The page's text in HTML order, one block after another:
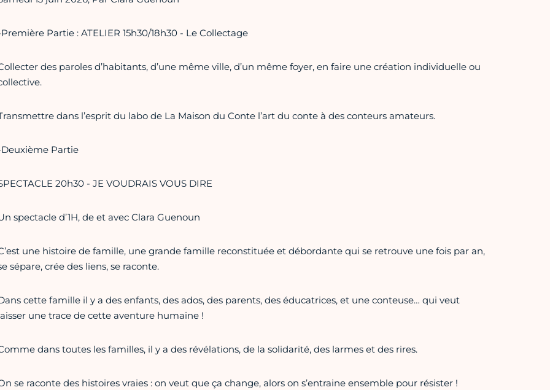
Partie : ATELIER 15h30/18h30 - Le Collectage
des paroles d’habitants, d’une même ville, d’un même foyer, en faire une création individuelle ou
dans l’esprit du labo de La Maison du Conte l’art du conte à des conteurs amateurs.
Partie
20h30 - JE VOUDRAIS VOUS DIRE
spectacle d’1H, de et avec Clara Guenoun
une histoire de famille, une grande famille reconstituée et débordante qui se retrouve une fois par an,
sépare, crée des liens, se raconte.
cette famille il y a des enfants, des ados, des parents, des éducatrices, et une conteuse… qui veut
une trace de cette aventure humaine !
dans toutes les familles, il y a des révélations, de la solidarité, des larmes et des rires.
se raconte des histoires vraies : on veut que ça change, alors on s’entraine ensemble pour résister !